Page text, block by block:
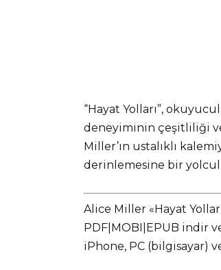
“Hayat Yolları”,
deneyiminin çeşitliliği ve
Miller’ın ustalıklı
derinlemesine bir
Alice Miller «Hayat
PDF|MOBI|EPUB indir
iPhone, PC (bilgisayar)